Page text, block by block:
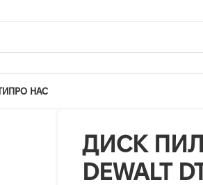
ПРО НАС
ДИСК
DEWALT